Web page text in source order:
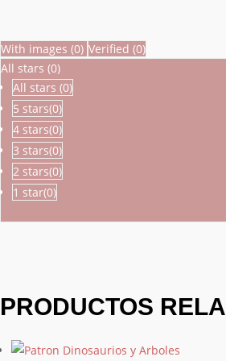
With images (0) Verified (0)
All stars (0)
All stars (0)
5 stars(0)
4 stars(0)
3 stars(0)
2 stars(0)
1 star(0)
PRODUCTOS